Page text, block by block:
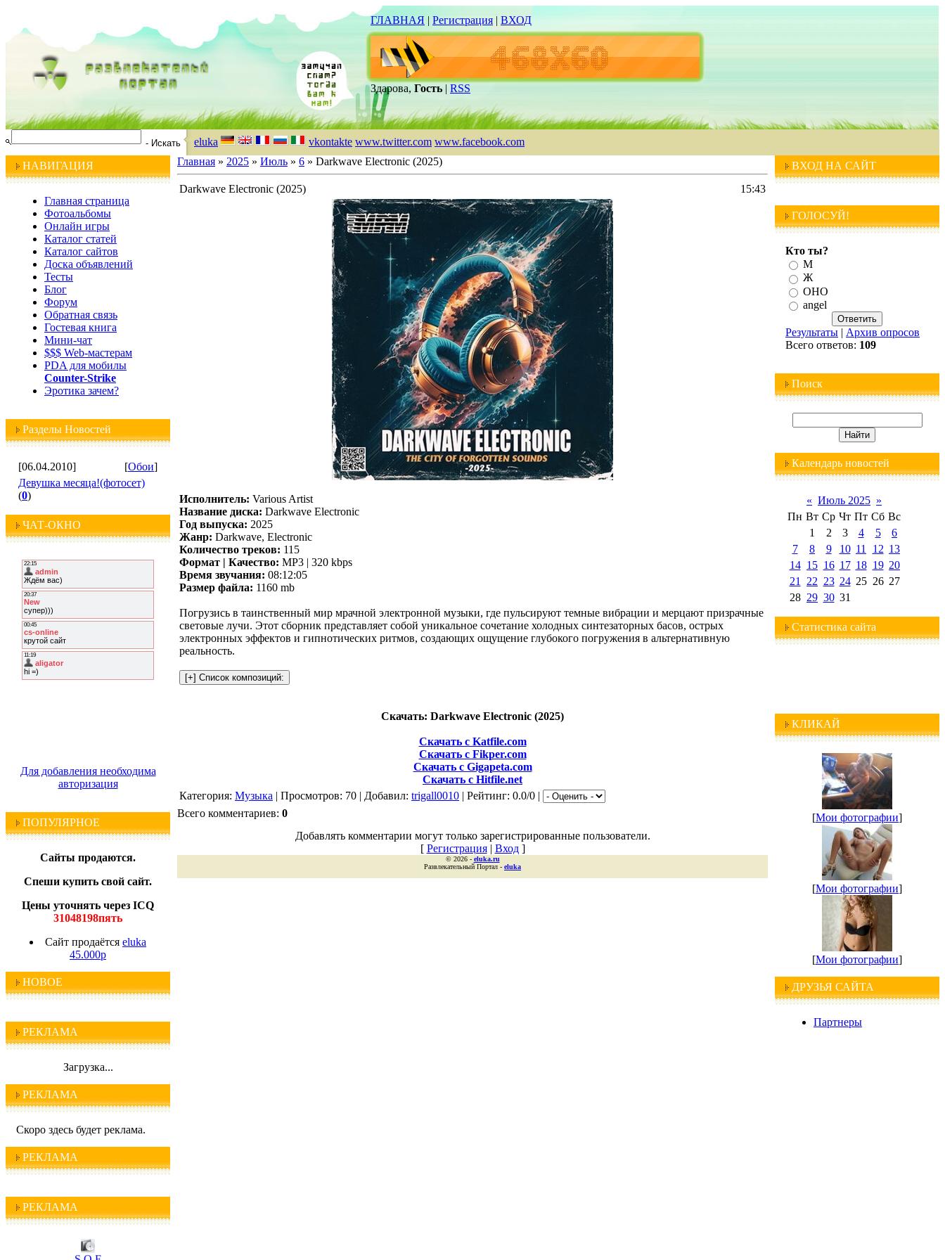
ГЛАВНАЯ | Регистрация | ВХОД
Здарова, Гость | RSS
eluka vkontakte www.twitter.com www.facebook.com
НАВИГАЦИЯ
Главная страница
Фотоальбомы
Онлайн игры
Каталог статей
Каталог сайтов
Доска объявлений
Тесты
Блог
Форум
Обратная связь
Гостевая книга
Мини-чат
$$$ Web-мастерам
PDA для мобилы
Counter-Strike
Эротика зачем?
Разделы Новостей
[06.04.2010] [Обои]
Девушка месяца!(фотосет)
(0)
ЧАТ-ОКНО
Для добавления необходима
авторизация
ПОПУЛЯРНОЕ
Сайты продаются.
Спеши купить свой сайт.
Цены уточнять через ICQ
31048198пять
Сайт продаётся eluka
45.000р
НОВОЕ
РЕКЛАМА
Загрузка...
РЕКЛАМА
Скоро здесь будет реклама.
РЕКЛАМА
РЕКЛАМА
I C Q
S O F
Главная » 2025 » Июль » 6 » Darkwave Electronic (2025)
Darkwave Electronic (2025) 15:43
Исполнитель: Various Artist
Название диска: Darkwave Electronic
Год выпуска: 2025
Жанр: Darkwave, Electronic
Количество треков: 115
Формат | Качество: MP3 | 320 kbps
Время звучания: 08:12:05
Размер файла: 1160 mb
Погрузись в таинственный мир мрачной электронной музыки, где пульсируют темные вибрации и мерцают призрачные
световые лучи. Этот сборник представляет собой уникальное сочетание холодных синтезаторных басов, острых
электронных эффектов и гипнотических ритмов, создающих ощущение глубокого погружения в альтернативную
реальность.
Скачать: Darkwave Electronic (2025)
Скачать с Katfile.com
Скачать с Fikper.com
Скачать с Gigapeta.com
Скачать с Hitfile.net
Категория: Музыка | Просмотров: 70 | Добавил: trigall0010 | Рейтинг: 0.0/0 |
Всего комментариев: 0
Добавлять комментарии могут только зарегистрированные пользователи.
[ Регистрация| Вход]
© 2026 - eluka.ru
Развлекательный Портал - eluka
ВХОД НА САЙТ
ГОЛОСУЙ!
Кто ты?
М
Ж
ОНО
angel
Результаты | Архив опросов
Всего ответов: 109
Поиск
Календарь новостей
« Июль 2025 »
Пн Вт Ср Чт Пт Сб Вс
1
2 3 4 5
6
7
8 9 10 11 12 13
14 15 16 17 18 19 20
21
22 23 24 25 26 27
28 29 30 31
Статистика сайта
КЛИКАЙ
[Мои фотографии]
[Мои фотографии]
[Мои фотографии]
ДРУЗЬЯ САЙТА
Партнеры